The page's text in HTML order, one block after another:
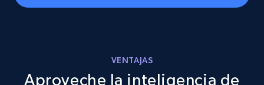
Seller reviews, Breadcrumbs, Root category, and
more.
VENTAJAS
Aproveche la inteligencia de